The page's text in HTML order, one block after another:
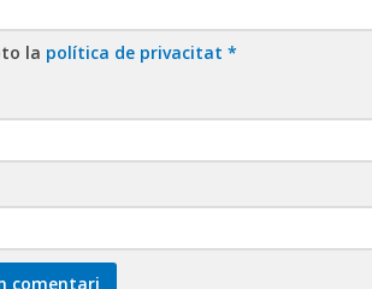
la política de privacitat *